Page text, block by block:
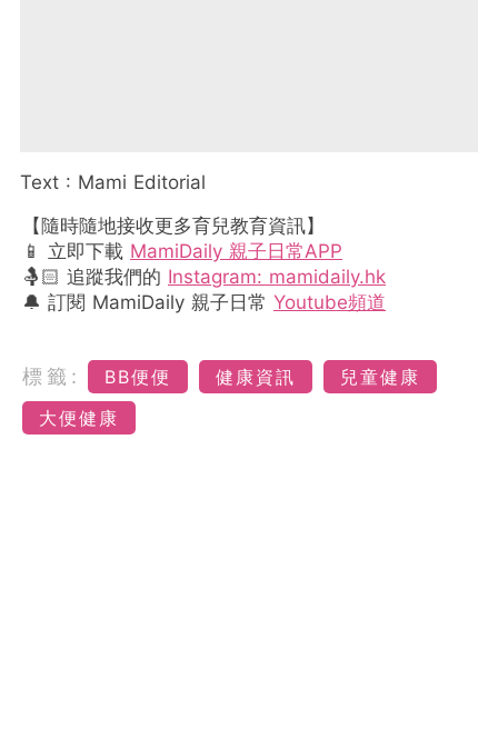
Text : Mami Editorial
【隨時隨地接收更多育兒教育資訊】
📱 立即下載 MamiDaily 親子日常APP
🤱🏻 追蹤我們的 Instagram: mamidaily.hk
🔔 訂閱 MamiDaily 親子日常 Youtube頻道
標籤: BB便便 健康資訊
兒童健康
大便健康